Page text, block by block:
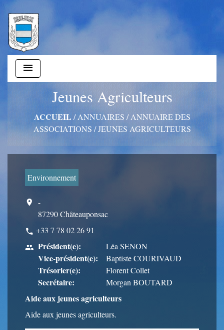
menu
Jeunes Agriculteurs
ACCUEIL /ANNUAIRES /ANNUAIRE DES
ASSOCIATIONS /JEUNES AGRICULTEURS
Environnement
location_on
-
87290 Châteauponsac
phone +33 7 78 02 26 91
people Président(e):
Vice-président(e):
Trésorier(e):
Secrétaire:
Léa SENON
Baptiste COURIVAUD
Florent Collet
Morgan BOUTARD
Aide aux jeunes agriculteurs
Aide aux jeunes agriculteurs.